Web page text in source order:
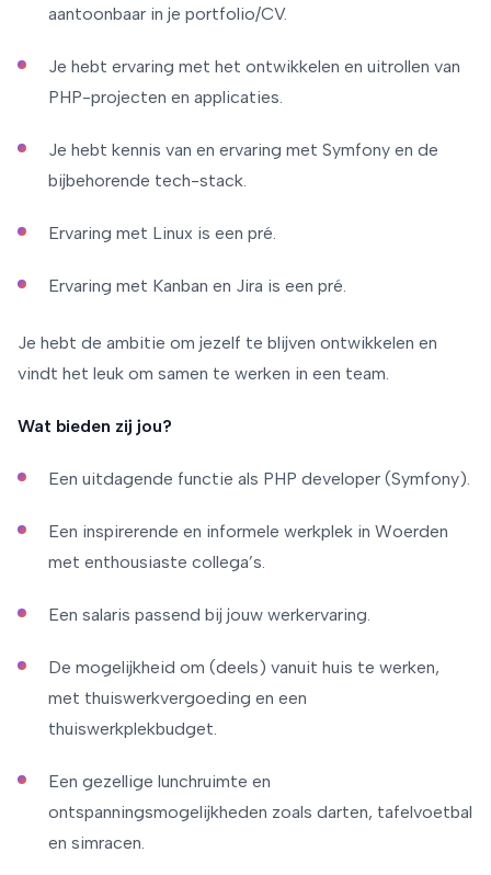
aantoonbaar in je portfolio/CV.
Je hebt ervaring met het ontwikkelen en uitrollen van
PHP-projecten en applicaties.
Je hebt kennis van en ervaring met Symfony en de
bijbehorende tech-stack.
Ervaring met Linux is een pré.
Ervaring met Kanban en Jira is een pré.
Je hebt de ambitie om jezelf te blijven ontwikkelen en
vindt het leuk om samen te werken in een team.
Wat bieden zij jou?
Een uitdagende functie als PHP developer (Symfony).
Een inspirerende en informele werkplek in Woerden
met enthousiaste collega’s.
Een salaris passend bij jouw werkervaring.
De mogelijkheid om (deels) vanuit huis te werken,
met thuiswerkvergoeding en een
thuiswerkplekbudget.
Een gezellige lunchruimte en
ontspanningsmogelijkheden zoals darten, tafelvoetbal
en simracen.